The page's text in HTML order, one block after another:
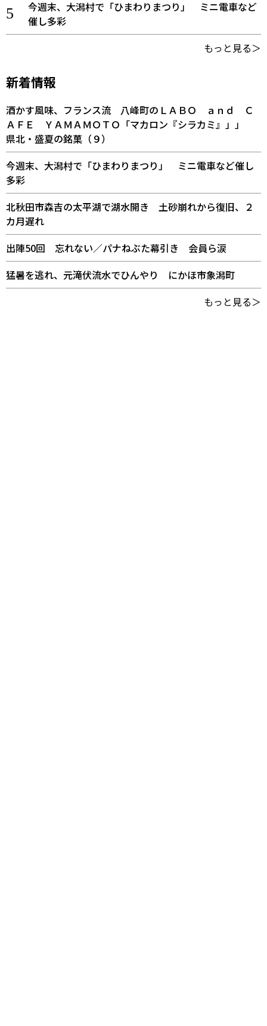
今週末、大潟村で「ひまわりまつり」 ミニ電車など
催し多彩
もっと見る＞
新着情報
酒かす風味、フランス流 八峰町のＬＡＢＯ ａｎｄ Ｃ
ＡＦＥ ＹＡＭＡＭＯＴＯ「マカロン『シラカミ』」」
県北・盛夏の銘菓（９）
今週末、大潟村で「ひまわりまつり」 ミニ電車など催し
多彩
北秋田市森吉の太平湖で湖水開き 土砂崩れから復旧、２
カ月遅れ
出陣50回 忘れない／パナねぶた幕引き 会員ら涙
猛暑を逃れ、元滝伏流水でひんやり にかほ市象潟町
もっと見る＞